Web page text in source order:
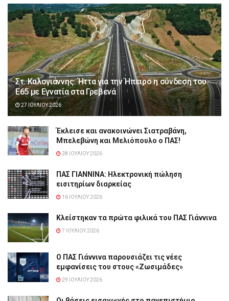
Στ. Καλογιάννης: Ήττα για την Ήπειρο η σύνδεση του
Ε65 με Εγνατία στα Γρεβενά
27 ΙΟΥΛΊΟΥ 2026
Έκλεισε και ανακοινώνει Σιατραβάνη,
Μπελεβώνη και Μελιόπουλο ο ΠΑΣ!
28 ΙΟΥΛΊΟΥ 2026
ΠΑΣ ΓΙΑΝΝΙΝΑ: Hλεκτρονική πώληση
εισιτηρίων διαρκείας
16 ΙΟΥΛΊΟΥ 2026
Κλείστηκαν τα πρώτα φιλικά του ΠΑΣ Γιάννινα
7 ΙΟΥΛΊΟΥ 2026
Ο ΠΑΣ Γιάννινα παρουσιάζει τις νέες
εμφανίσεις του στους «Ζωσιμάδες»
29 ΙΟΥΛΊΟΥ 2026